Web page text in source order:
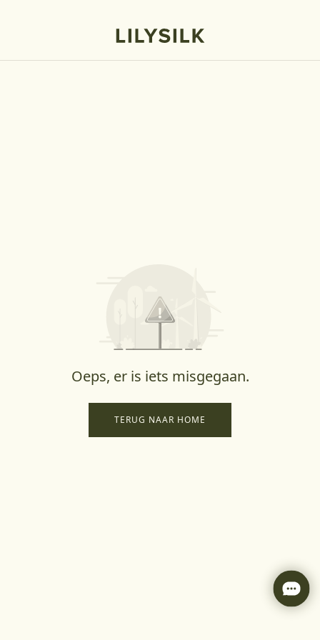
Oeps, er is iets misgegaan.
TERUG NAAR HOME